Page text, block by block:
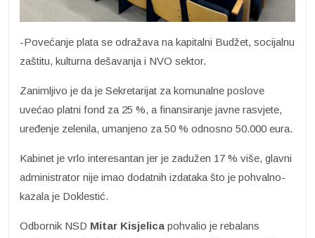
-Povećanje plata se odražava na kapitalni Budžet, socijalnu
zaštitu, kulturna dešavanja i NVO sektor.
Zanimljivo je da je Sekretarijat za komunalne poslove
uvećao platni fond za 25 %, a finansiranje javne rasvjete,
uređenje zelenila, umanjeno za 50 % odnosno 50.000 eura.
Kabinet je vrlo interesantan jer je zadužen 17 % više, glavni
administrator nije imao dodatnih izdataka što je pohvalno-
kazala je Doklestić.
Odbornik NSD Mitar Kisjelica pohvalio je rebalans